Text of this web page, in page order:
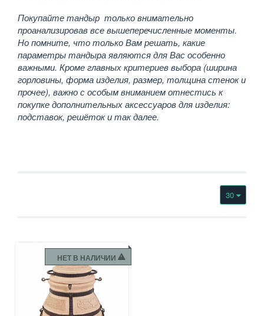
Покупайте тандыр только внимательно
проанализировав все вышеперечисленные моменты.
Но помните, что только Вам решать, какие
параметры тандыра являются для Вас особенно
важными. Кроме главных критериев выбора (ширина
горловины, форма изделия, размер, толщина стенок и
прочее), важно с особым вниманием отнестись к
покупке дополнительных аксессуаров для изделия:
подставок, решёток и так далее.
30
НЕТ В НАЛИЧИИ